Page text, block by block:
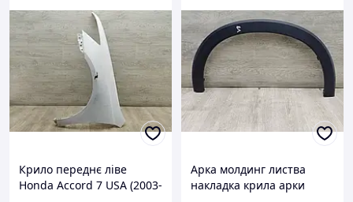
Крило переднє ліве
Honda Accord 7 USA (2003-
Арка молдинг листва
накладка крила арки